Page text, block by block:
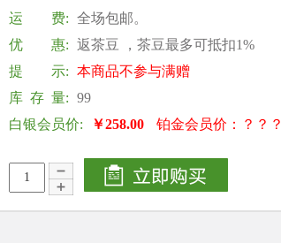
运 费: 全场包邮。
优 惠: 返茶豆 ，茶豆最多可抵扣1%
提 示: 本商品不参与满赠
库 存 量: 99
白银会员价:
￥258.00 铂金会员价：？？？